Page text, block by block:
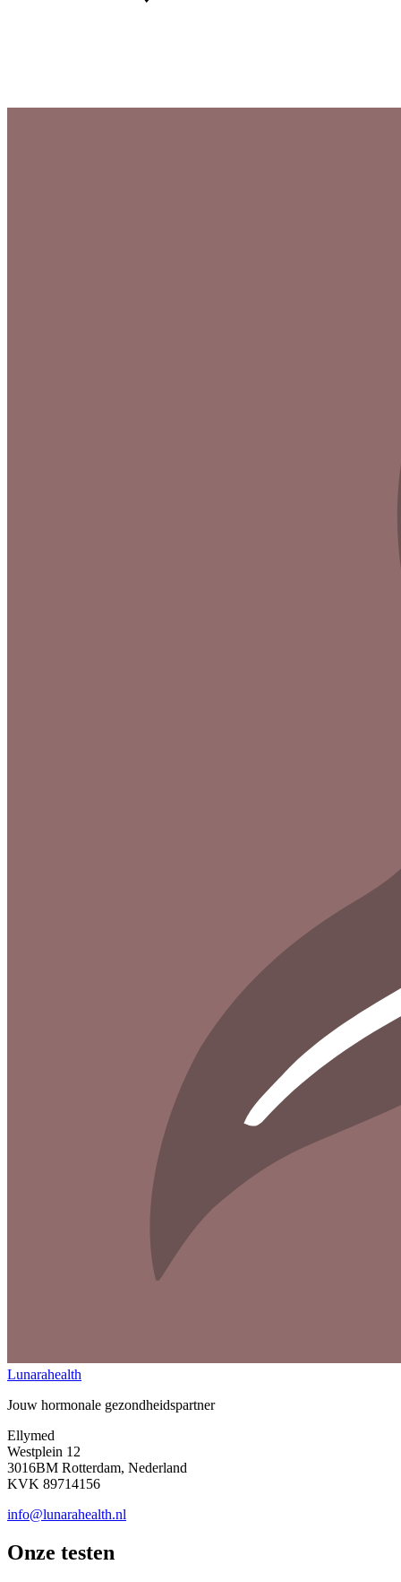
Lunarahealth
Jouw hormonale gezondheidspartner
Ellymed
Westplein 12
3016BM Rotterdam, Nederland
KVK 89714156
info@lunarahealth.nl
Onze testen